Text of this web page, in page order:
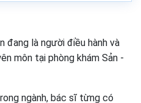
đang là người điều hành và
môn tại phòng khám Sản -
ngành, bác sĩ từng có